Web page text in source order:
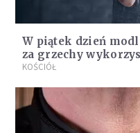
W piątek dzień
za grzechy
seksualnego
KOŚCIÓŁ